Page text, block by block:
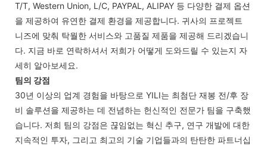
T/T, Western Union, L/C, PAYPAL, ALIPAY 등 다양한 결제 옵션
을 제공하여 유연한 결제 환경을 제공합니다. 귀사의 프로젝트
니즈에 맞춰 탁월한 서비스와 고품질 제품을 제공해 드리겠습니
다. 지금 바로 연락하셔서 저희가 어떻게 도와드릴 수 있는지 자
세히 알아보세요.
팀의 강점
30년 이상의 업계 경험을 바탕으로 YILI는 최첨단 재봉 전/후 장
비 솔루션을 제공하는 데 전념하는 헌신적인 전문가 팀을 구축했
습니다. 저희 팀의 강점은 끊임없는 혁신 추구, 연구 개발에 대한
지속적인 투자, 그리고 최고의 기술 기업들과의 탄탄한 파트너십